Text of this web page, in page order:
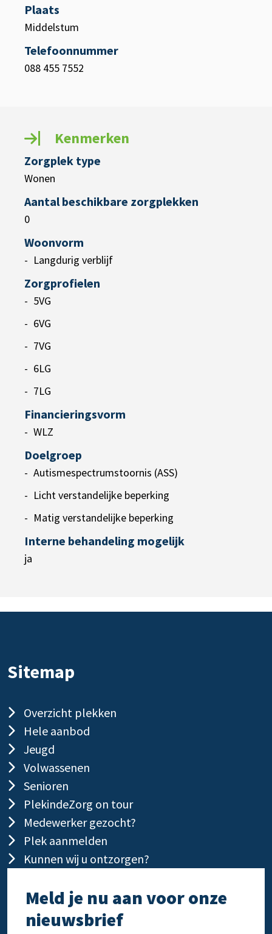
Plaats
Middelstum
Telefoonnummer
088 455 7552
Kenmerken
Zorgplek type
Wonen
Aantal beschikbare zorgplekken
0
Woonvorm
Langdurig verblijf
Zorgprofielen
5VG
6VG
7VG
6LG
7LG
Financieringsvorm
WLZ
Doelgroep
Autismespectrumstoornis (ASS)
Licht verstandelijke beperking
Matig verstandelijke beperking
Interne behandeling mogelijk
ja
Sitemap
Overzicht plekken
Hele aanbod
Jeugd
Volwassenen
Senioren
PlekindeZorg on tour
Medewerker gezocht?
Plek aanmelden
Kunnen wij u ontzorgen?
Meld je nu aan voor onze
nieuwsbrief